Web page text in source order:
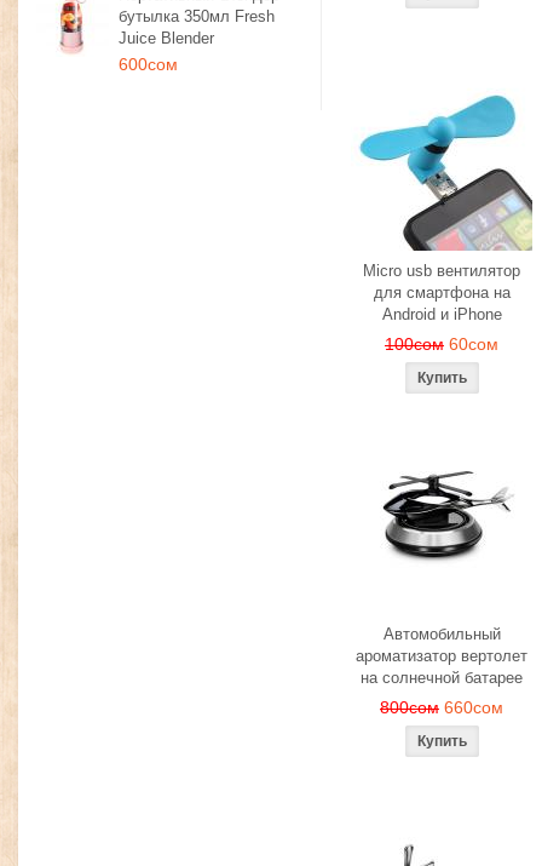
бутылка 350мл Fresh
Juice Blender
600сом
Micro usb вентилятор
для смартфона на
Android и iPhone
100сом 60сом
Автомобильный
ароматизатор вертолет
на солнечной батарее
800сом 660сом